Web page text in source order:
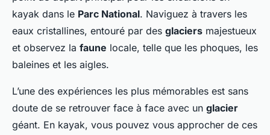
kayak dans le Parc National. Naviguez à travers les
eaux cristallines, entouré par des glaciers majestueux
et observez la faune locale, telle que les phoques, les
baleines et les aigles.
L’une des expériences les plus mémorables est sans
doute de se retrouver face à face avec un glacier
géant. En kayak, vous pouvez vous approcher de ces